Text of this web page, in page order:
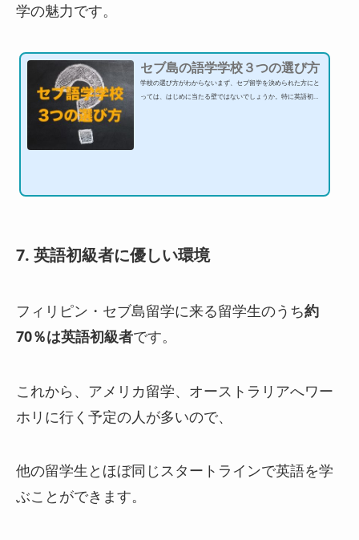
学の魅力です。
セブ島の語学学校３つの選び方
学校の選び方がわからないまず、セブ留学を決められた方にと
っては、はじめに当たる壁ではないでしょうか。特に英語初心
7. 英語初級者に優しい環境
フィリピン・セブ島留学に来る留学生のうち約
70％は英語初級者です。
これから、アメリカ留学、オーストラリアへワー
ホリに行く予定の人が多いので、
他の留学生とほぼ同じスタートラインで英語を学
ぶことができます。